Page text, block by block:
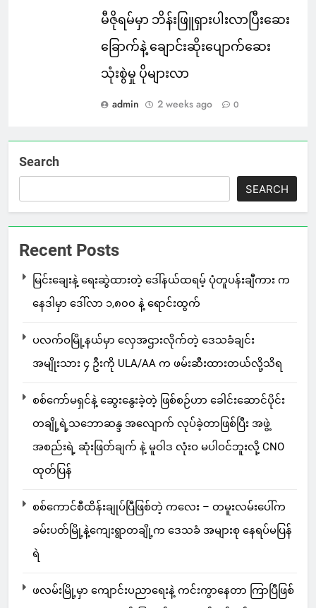
မီဇိုရမ်မှာ ဘိန်းဖြူရှားပါးလာပြီးဆေး
ခြောက်နဲ့ ချောင်းဆိုးပျောက်ဆေး
သုံးစွဲမှု ပိုများလာ
admin 2 weeks ago 0
Search
SEARCH
Recent Posts
မြင်းချေးနဲ့ ရေးဆွဲထားတဲ့ ဒေါ်နယ်ထရမ့် ပုံတူပန်းချီကား က
နေဒါမှာ ဒေါ်လာ ၁,၈၀၀ နဲ့ ရောင်းထွက်
ပလက်ဝမြို့နယ်မှာ လှေအဌားလိုက်တဲ့ ဒေသခံချင်း
အမျိုးသား ၄ ဦးကို ULA/AA က ဖမ်းဆီးထားတယ်လို့သိရ
စစ်ကော်မရှင်နဲ့ ဆွေးနွေးခဲ့တဲ့ ဖြစ်စဉ်ဟာ ခေါင်းဆောင်ပိုင်း
တချို့ရဲ့သဘောဆန္ဒ အလျောက် လုပ်ခဲ့တာဖြစ်ပြီး အဖွဲ့
အစည်းရဲ့ ဆုံးဖြတ်ချက် နဲ့ မူဝါဒ လုံးဝ မပါဝင်ဘူးလို့ CNO
ထုတ်ပြန်
စစ်ကောင်စီထိန်းချုပ်ပြီဖြစ်တဲ့ ကလေး – တမူးလမ်းပေါ်က
ခမ်းပတ်မြို့နဲ့ကျေးရွာတချို့က ဒေသခံ အများစု နေရပ်မပြန်
ရဲ
ဖလမ်းမြို့မှာ ကျောင်းပညာရေးနဲ့ ကင်းကွာနေတာ ကြာပြီဖြစ်